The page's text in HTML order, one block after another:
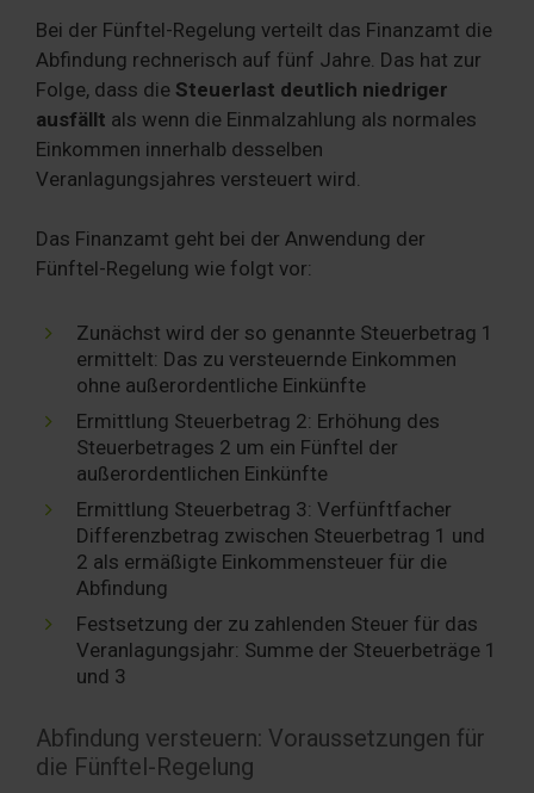
Bei der Fünftel-Regelung verteilt das Finanzamt die
Abfindung rechnerisch auf fünf Jahre. Das hat zur
Folge, dass die Steuerlast deutlich niedriger
ausfällt als wenn die Einmalzahlung als normales
Einkommen innerhalb desselben
Veranlagungsjahres versteuert wird.
Das Finanzamt geht bei der Anwendung der
Fünftel-Regelung wie folgt vor:
Zunächst wird der so genannte Steuerbetrag 1
ermittelt: Das zu versteuernde Einkommen
ohne außerordentliche Einkünfte
Ermittlung Steuerbetrag 2: Erhöhung des
Steuerbetrages 2 um ein Fünftel der
außerordentlichen Einkünfte
Ermittlung Steuerbetrag 3: Verfünftfacher
Differenzbetrag zwischen Steuerbetrag 1 und
2 als ermäßigte Einkommensteuer für die
Abfindung
Festsetzung der zu zahlenden Steuer für das
Veranlagungsjahr: Summe der Steuerbeträge 1
und 3
Abfindung versteuern: Voraussetzungen für
die Fünftel-Regelung